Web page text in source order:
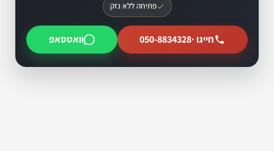
פתיחה ללא נזק
חייגו ·050-8834328 וואטסאפ